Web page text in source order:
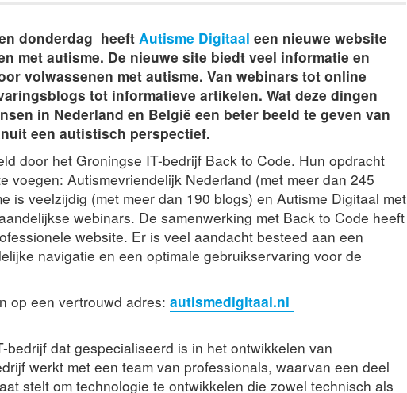
donderdag heeft Autisme Digitaal een nieuwe website
met autisme. De nieuwe site biedt veel informatie en
volwassenen met autisme. Van webinars tot online
tot informatieve artikelen. Wat deze dingen
in Nederland en België een beter beeld te geven van
een autistisch perspectief.
door het Groningse IT-bedrijf Back to Code. Hun opdracht
voegen: Autismevriendelijk Nederland (met meer dan 245
is veelzijdig (met meer dan 190 blogs) en Autisme Digitaal met
webinars. De samenwerking met Back to Code heeft
website. Er is veel aandacht besteed aan een
navigatie en een optimale gebruikservaring voor de
op een vertrouwd adres: autismedigitaal.nl
bedrijf dat gespecialiseerd is in het ontwikkelen van
werkt met een team van professionals, waarvan een deel
stelt om technologie te ontwikkelen die zowel technisch als